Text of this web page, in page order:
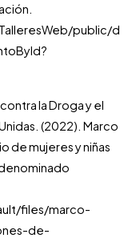
public/d
la Droga y el
(2022). Marco
de mujeres y niñas
files/marco-
de-